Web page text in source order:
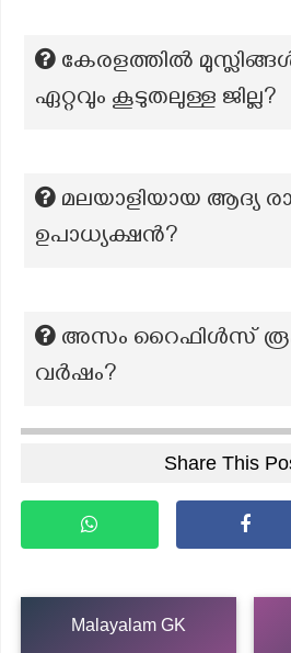
കേരളത്തിൽ
ഏറ്റവും കൂടുതലുള്ള ജില്ല?
മലയാളിയായ ആദ്യ
ഉപാധ്യക്ഷന്‍?
അസം റൈഫിൾസ്
വർഷം?
Share This
Malayalam GK